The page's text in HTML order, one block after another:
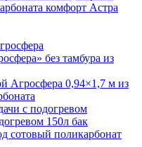
комфорт Астра
без тамбура из
Агросфера 0,94×1,7 м из
с подогревом
150л бак
сотовый поликарбонат